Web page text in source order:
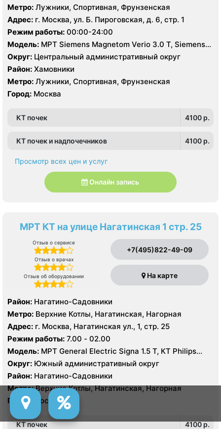
Метро: Лужники, Спортивная, Фрунзенская
Адрес: г. Москва, ул. Б. Пироговская, д. 6, стр. 1
Режим работы: 00:00-24:00
Модель: МРТ Siemens Magnetom Verio 3.0 T, Siemens
Magnetom Aera 1.5 Т, КТ Canon Aquilion One 640
срезов, УЗИ
Округ: Центральный административный округ
Район: Хамовники
Метро: Лужники, Спортивная, Фрунзенская
Город: Москва
КТ почек 4100 p.
КТ почек и надпочечников 4100 p.
Просмотр всех цен и услуг
Онлайн запись
МРТ КТ на улице Нагатинская 1 стр. 25
Отзыв о сервисе
Отзыв о врачах
Отзыв об оборудовании
+7(495)822-49-09
На карте
Район: Нагатино-Садовники
Метро: Верхние Котлы, Нагатинская, Нагорная
Адрес: г. Москва, Нагатинская ул., 1, стр. 25
Режим работы: 7.00 - 02.00
Модель: МРТ General Electric Signa 1.5 Т, КТ Philips
Brilliance 64 среза
Округ: Южный административный округ
Район: Нагатино-Садовники
Метро:Верхние Котлы, Нагатинская, Нагорная
Город:
Москва
КТ почек 4100 p.